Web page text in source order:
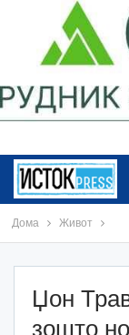
Дома Живот
Џон
зошто